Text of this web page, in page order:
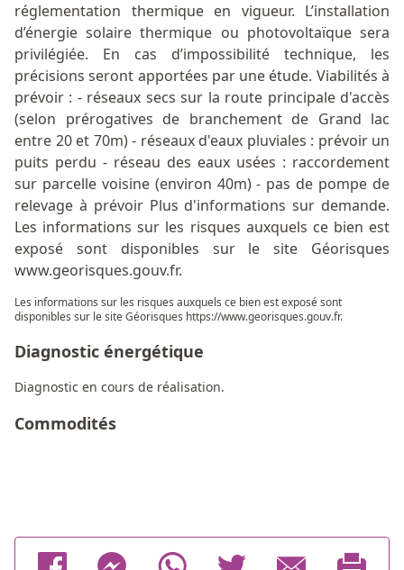
réglementation thermique en vigueur. L’installation
d’énergie solaire thermique ou photovoltaïque sera
privilégiée. En cas d’impossibilité technique, les
précisions seront apportées par une étude. Viabilités à
prévoir : - réseaux secs sur la route principale d'accès
(selon prérogatives de branchement de Grand lac
entre 20 et 70m) - réseaux d'eaux pluviales : prévoir un
puits perdu - réseau des eaux usées : raccordement
sur parcelle voisine (environ 40m) - pas de pompe de
relevage à prévoir Plus d'informations sur demande.
Les informations sur les risques auxquels ce bien est
exposé sont disponibles sur le site Géorisques
www.georisques.gouv.fr.
Les informations sur les risques auxquels ce bien est exposé sont
disponibles sur le site Géorisques https://www.georisques.gouv.fr.
Diagnostic énergétique
Diagnostic en cours de réalisation.
Commodités